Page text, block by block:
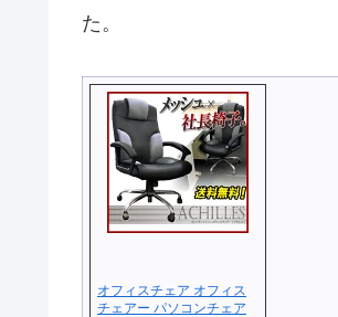
た。
オフィスチェア オフィス
チェアー パソコンチェア